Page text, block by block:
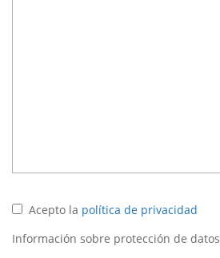
Acepto la política de privacidad
Información sobre protección de datos